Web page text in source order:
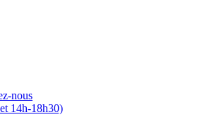
nous
14h-18h30)